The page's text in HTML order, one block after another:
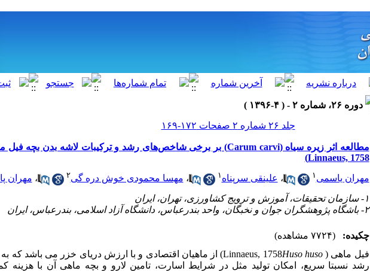
دوره ۲۶، شماره ۲ - ( ۴-۱۳۹۶ )
جلد ۲۶ شماره ۲ صفحات ۱۷۲-۱۶۹
Linnaeus, 1758)
مهران یاسمی ۱ ، علینقی سرپناه ۱ ، مهسا محمودی خوش دره گی۲ ، مهران
۱- سازمان تحقیقات، آموزش و ترویج کشاورزی، تهران، ایران
۲- باشگاه پژوهشگران جوان و نخبگان، واحد بندرعباس، دانشگاه آزاد اسلامی، بندرعباس، ایران
چکیده:
(۷۷۲۴ مشاهده)
فیل ماهی ( Huso huso
Linnaeus, 1758) از ماهیان اقتصادی و با ارزش دریای خزر می باشد که
رشد نسبتا سریع، امکان تولید مثل در شرایط اسارت، تامین لارو و بچه ماهی آن با هزینه